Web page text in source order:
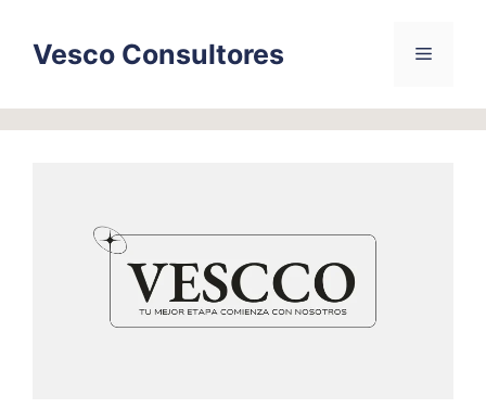
contentVesco Consultores Menu